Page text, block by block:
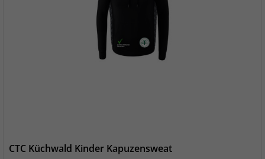
CTC Küchwald Kinder Kapuzensweat